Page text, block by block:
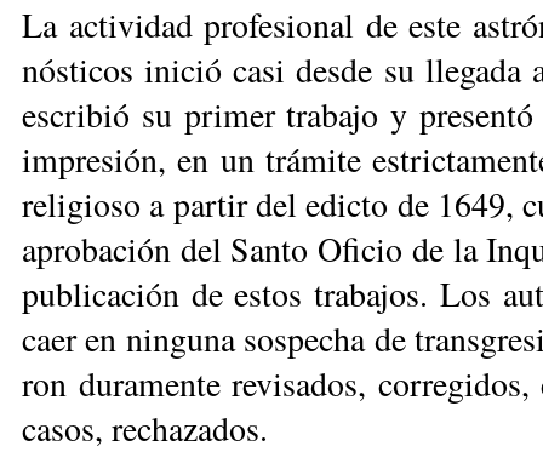
La ac­ti­vi­dad pro­fe­sio­nal de es­te
nós­ti­cos ini­ció ca­si des­de su lle­ga­da
es­cri­bió su pri­mer tra­ba­jo y
im­pre­sión, en un trá­mi­te
re­li­gio­so a par­tir del edic­to de 1649,
apro­ba­ción del San­to Ofi­cio de la
pu­bli­ca­ción de es­tos tra­ba­jos. Los
caer en nin­gu­na sos­pe­cha de
ron du­ra­men­te re­vi­sa­dos,
ca­sos, re­cha­za­dos.